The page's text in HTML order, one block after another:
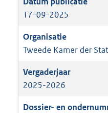
17-09-2025
Tweede Kamer der
2025-2026